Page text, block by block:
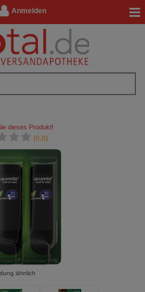
Anmelden
dieses Produkt!
(0.0)
ähnlich